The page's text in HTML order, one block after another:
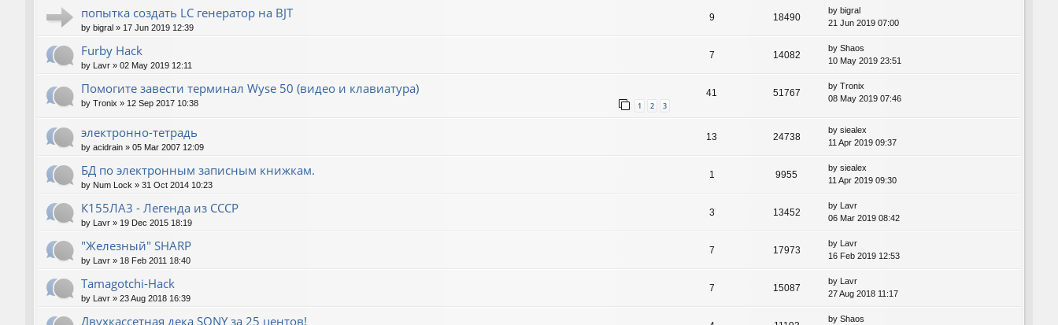
попытка создать LC генератор на BJT
by bigral » 17 Jun 2019 12:39
9 18490
by bigral
21 Jun 2019 07:00
Furby Hack
by Lavr » 02 May 2019 12:11
7 14082
by Shaos
10 May 2019 23:51
Помогите завести терминал Wyse 50 (видео и клавиатура)
by Tronix » 12 Sep 2017 10:38 1 2 3
41 51767
by Tronix
08 May 2019 07:46
электронно-тетрадь
by acidrain » 05 Mar 2007 12:09
13 24738
by siealex
11 Apr 2019 09:37
БД по электронным записным книжкам.
by Num Lock » 31 Oct 2014 10:23
1 9955
by siealex
11 Apr 2019 09:30
К155ЛА3 - Легенда из СССР
by Lavr » 19 Dec 2015 18:19
3 13452
by Lavr
06 Mar 2019 08:42
"Железный" SHARP
by Lavr » 18 Feb 2011 18:40
7 17973
by Lavr
16 Feb 2019 12:53
Tamagotchi-Hack
by Lavr » 23 Aug 2018 16:39
7 15087
by Lavr
27 Aug 2018 11:17
Двухкассетная дека SONY за 25 центов! by Shaos